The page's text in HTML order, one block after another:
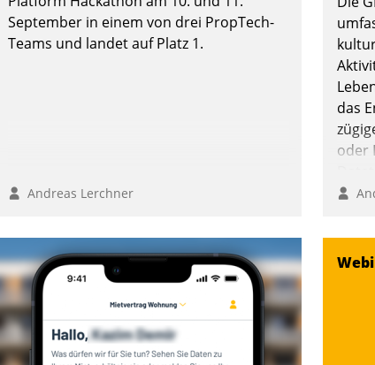
September in einem von drei PropTech-
Teams und landet auf Platz 1.
Andreas Lerchner
das
oder